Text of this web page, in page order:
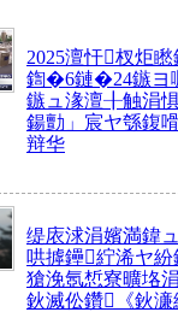
2025澶忓杈炬
鍧�6鏈�24鏃ヨ
鏃ュ湪澶╂触涓
鍚勯」宸ヤ綔鍑
辩华
缇庡浗涓嬪満鍏
哄摢鑸紵浠ヤ紛
獊浼氬惁寮曠垎
鈥滅伀鑽《鈥濓